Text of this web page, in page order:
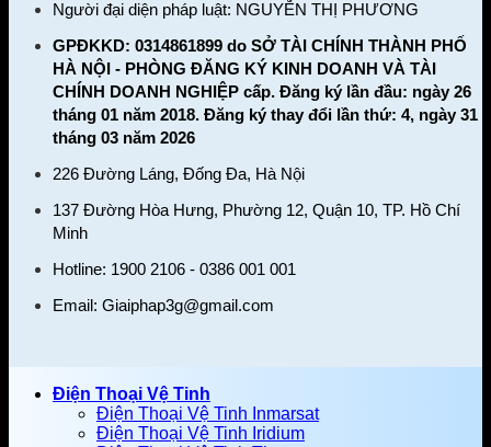
Người đại diện pháp luật: NGUYỄN THỊ PHƯƠNG
GPĐKKD: 0314861899 do SỞ TÀI CHÍNH THÀNH PHỐ
HÀ NỘI - PHÒNG ĐĂNG KÝ KINH DOANH VÀ TÀI
CHÍNH DOANH NGHIỆP cấp. Đăng ký lần đầu: ngày 26
tháng 01 năm 2018. Đăng ký thay đổi lần thứ: 4, ngày 31
tháng 03 năm 2026
226 Đường Láng, Đống Đa, Hà Nội
137 Đường Hòa Hưng, Phường 12, Quận 10, TP. Hồ Chí
Minh
Hotline: 1900 2106 - 0386 001 001
Email: Giaiphap3g@gmail.com
Điện Thoại Vệ Tinh
Điện Thoại Vệ Tinh Inmarsat
Điện Thoại Vệ Tinh Iridium